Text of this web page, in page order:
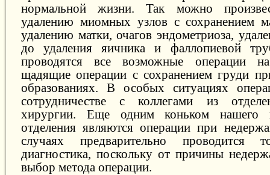
нормальной жизни. Так можно
удалению миомных узлов с сохранением
удалению матки, очагов эндометриоза,
до удаления яичника и фаллопиевой
проводятся все возможные операции
щадящие операции с сохранением груди
образованиях. В особых ситуациях
сотрудничестве с коллегами из
хирургии. Еще одним коньком нашего
отделения являются операции при
случаях предварительно проводится
диагностика, поскольку от причины
выбор метода операции.